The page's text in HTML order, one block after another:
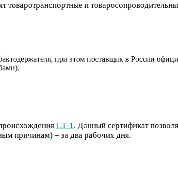
и
при этом поставщик в России
СТ-1. Данный сертификат
причинам) – за два рабочих дня.